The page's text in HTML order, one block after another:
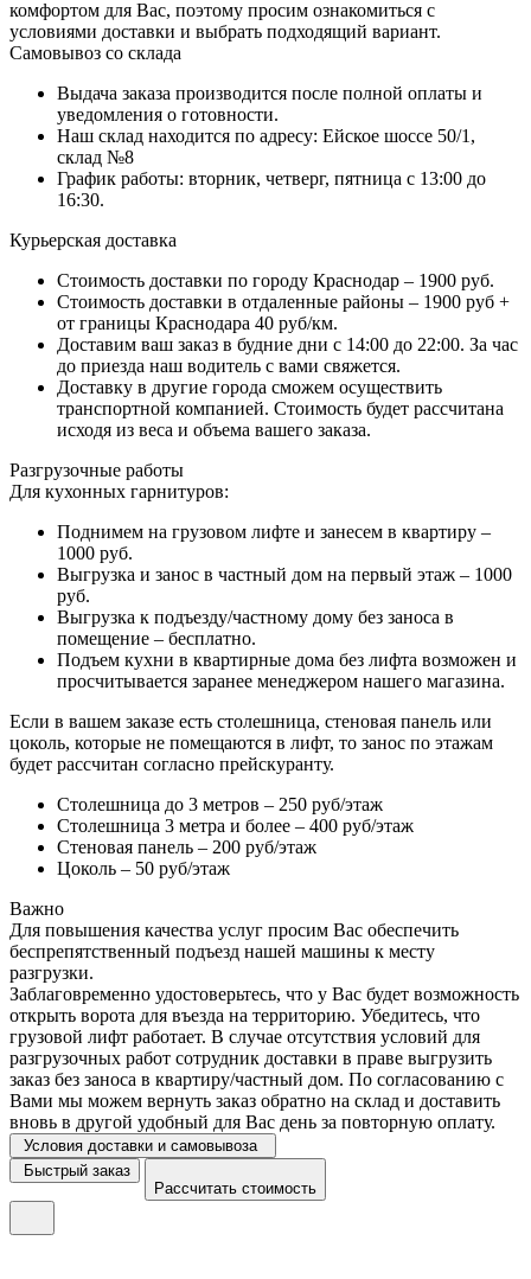
комфортом для Вас, поэтому просим ознакомиться с
условиями доставки и выбрать подходящий вариант.
Самовывоз со склада
Выдача заказа производится после полной оплаты и
уведомления о готовности.
Наш склад находится по адресу: Ейское шоссе 50/1,
склад №8
График работы: вторник, четверг, пятница с 13:00 до
16:30.
Курьерская доставка
Стоимость доставки по городу Краснодар – 1900 руб.
Стоимость доставки в отдаленные районы – 1900 руб +
от границы Краснодара 40 руб/км.
Доставим ваш заказ в будние дни с 14:00 до 22:00. За час
до приезда наш водитель с вами свяжется.
Доставку в другие города сможем осуществить
транспортной компанией. Стоимость будет рассчитана
исходя из веса и объема вашего заказа.
Разгрузочные работы
Для кухонных гарнитуров:
Поднимем на грузовом лифте и занесем в квартиру –
1000 руб.
Выгрузка и занос в частный дом на первый этаж – 1000
руб.
Выгрузка к подъезду/частному дому без заноса в
помещение – бесплатно.
Подъем кухни в квартирные дома без лифта возможен и
просчитывается заранее менеджером нашего магазина.
Если в вашем заказе есть столешница, стеновая панель или
цоколь, которые не помещаются в лифт, то занос по этажам
будет рассчитан согласно прейскуранту.
Столешница до 3 метров – 250 руб/этаж
Столешница 3 метра и более – 400 руб/этаж
Стеновая панель – 200 руб/этаж
Цоколь – 50 руб/этаж
Важно
Для повышения качества услуг просим Вас обеспечить
беспрепятственный подъезд нашей машины к месту
разгрузки.
Заблаговременно удостоверьтесь, что у Вас будет возможность
открыть ворота для въезда на территорию. Убедитесь, что
грузовой лифт работает. В случае отсутствия условий для
разгрузочных работ сотрудник доставки в праве выгрузить
заказ без заноса в квартиру/частный дом. По согласованию с
Вами мы можем вернуть заказ обратно на склад и доставить
вновь в другой удобный для Вас день за повторную оплату.
Условия доставки и самовывоза
Быстрый заказ
Рассчитать стоимость